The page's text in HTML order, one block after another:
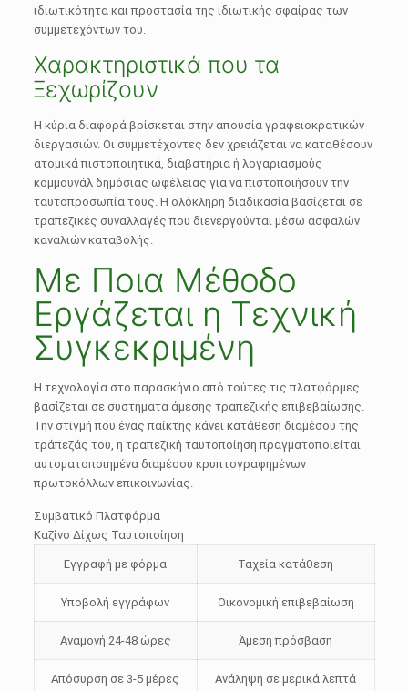
ιδιωτικότητα και προστασία της ιδιωτικής σφαίρας των
συμμετεχόντων του.
Χαρακτηριστικά που τα
Ξεχωρίζουν
Η κύρια διαφορά βρίσκεται στην απουσία γραφειοκρατικών
διεργασιών. Οι συμμετέχοντες δεν χρειάζεται να καταθέσουν
ατομικά πιστοποιητικά, διαβατήρια ή λογαριασμούς
κομμουνάλ δημόσιας ωφέλειας για να πιστοποιήσουν την
ταυτοπροσωπία τους. Η ολόκληρη διαδικασία βασίζεται σε
τραπεζικές συναλλαγές που διενεργούνται μέσω ασφαλών
καναλιών καταβολής.
Με Ποια Μέθοδο
Εργάζεται η Τεχνική
Συγκεκριμένη
Η τεχνολογία στο παρασκήνιο από τούτες τις πλατφόρμες
βασίζεται σε συστήματα άμεσης τραπεζικής επιβεβαίωσης.
Την στιγμή που ένας παίκτης κάνει κατάθεση διαμέσου της
τράπεζάς του, η τραπεζική ταυτοποίηση πραγματοποιείται
αυτοματοποιημένα διαμέσου κρυπτογραφημένων
πρωτοκόλλων επικοινωνίας.
Συμβατικό Πλατφόρμα
Καζίνο Δίχως Ταυτοποίηση
Εγγραφή με φόρμα Ταχεία κατάθεση
Υποβολή εγγράφων Οικονομική επιβεβαίωση
Αναμονή 24-48 ώρες Άμεση πρόσβαση
Απόσυρση σε 3-5 μέρες Ανάληψη σε μερικά λεπτά